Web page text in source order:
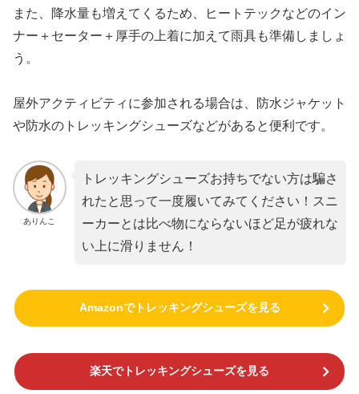
また、降水量も増えてくるため、ヒートテックなどのイン
ナー＋セーター＋厚手の上着に加えて雨具も準備しましょ
う。
屋外アクティビティに参加される場合は、防水ジャケット
や防水のトレッキングシューズなどがあると便利です。
ありんこ
トレッキングシューズお持ちでない方は騙さ
れたと思って一度履いてみてください！スニ
ーカーとは比べ物にならないほど足が疲れな
い上に滑りません！
Amazonでトレッキングシューズを見る
楽天でトレッキングシューズを見る